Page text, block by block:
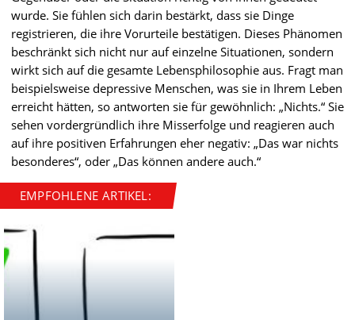
wurde. Sie fühlen sich darin bestärkt, dass sie Dinge
registrieren, die ihre Vorurteile bestätigen. Dieses Phänomen
beschränkt sich nicht nur auf einzelne Situationen, sondern
wirkt sich auf die gesamte Lebensphilosophie aus. Fragt man
beispielsweise depressive Menschen, was sie in Ihrem Leben
erreicht hätten, so antworten sie für gewöhnlich: „Nichts.“ Sie
sehen vordergründlich ihre Misserfolge und reagieren auch
auf ihre positiven Erfahrungen eher negativ: „Das war nichts
besonderes“, oder „Das können andere auch.“
EMPFOHLENE ARTIKEL: